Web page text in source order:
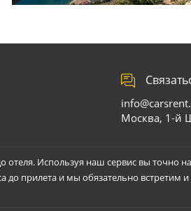
Москва, 1-й
отеля. Используя наш сервис вы точно
до прилета и мы обязательно встретим